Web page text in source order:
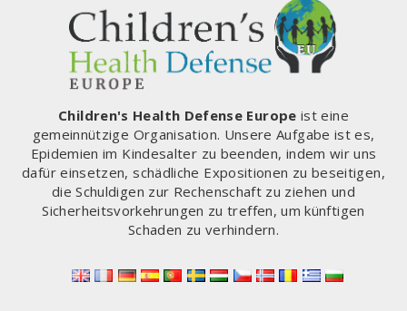
Children's Health Defense Europe ist eine
gemeinnützige Organisation. Unsere Aufgabe ist es,
Epidemien im Kindesalter zu beenden, indem wir uns
dafür einsetzen, schädliche Expositionen zu beseitigen,
die Schuldigen zur Rechenschaft zu ziehen und
Sicherheitsvorkehrungen zu treffen, um künftigen
Schaden zu verhindern.